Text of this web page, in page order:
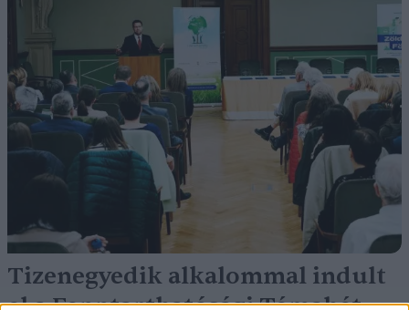
Tizenegyedik alkalommal indult